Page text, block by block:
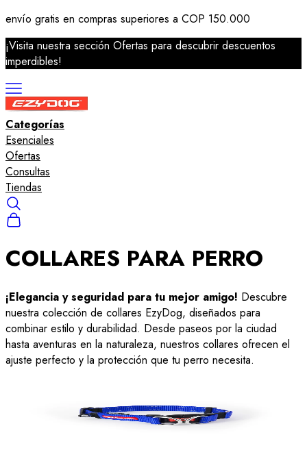
envío gratis en compras superiores a COP 150.000
¡Visita nuestra sección Ofertas para descubrir descuentos
imperdibles!
Categorías
Correas
Arneses
Collares
Salvavidas
Accesorios
Esenciales
Ofertas
Consultas
Tiendas
COLLARES PARA PERRO
¡Elegancia y seguridad para tu mejor amigo! Descubre
nuestra colección de collares EzyDog, diseñados para
combinar estilo y durabilidad. Desde paseos por la ciudad
hasta aventuras en la naturaleza, nuestros collares ofrecen el
ajuste perfecto y la protección que tu perro necesita.